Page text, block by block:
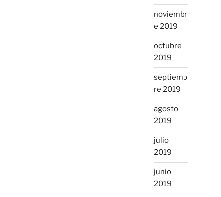
noviembr
e 2019
octubre
2019
septiemb
re 2019
agosto
2019
julio
2019
junio
2019